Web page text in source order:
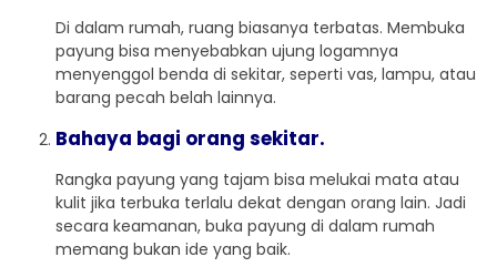
Di dalam rumah, ruang biasanya terbatas. Membuka
payung bisa menyebabkan ujung logamnya
menyenggol benda di sekitar, seperti vas, lampu, atau
barang pecah belah lainnya.
Bahaya bagi orang sekitar.
Rangka payung yang tajam bisa melukai mata atau
kulit jika terbuka terlalu dekat dengan orang lain. Jadi
secara keamanan, buka payung di dalam rumah
memang bukan ide yang baik.